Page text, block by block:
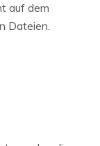
auf dem
Dateien.